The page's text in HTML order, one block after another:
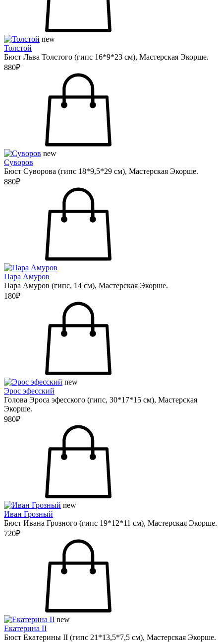
new
Толстой
Бюст Льва Толстого (гипс 16*9*23 см), Мастерская Экорше.
880₽
new
Суворов
Бюст Суворова (гипс 18*9,5*29 см), Мастерская Экорше.
880₽
Пара Амуров
Пара Амуров (гипс, 14 см), Мастерская Экорше.
180₽
new
Эрос эфесский
Голова Эроса эфесского (гипс, 30*17*15 см), Мастерская
Экорше.
980₽
new
Иван Грозный
Бюст Ивана Грозного (гипс 19*12*11 см), Мастерская Экорше.
720₽
new
Екатерина II
Бюст Екатерины II (гипс 21*13,5*7,5 см), Мастерская Экорше.